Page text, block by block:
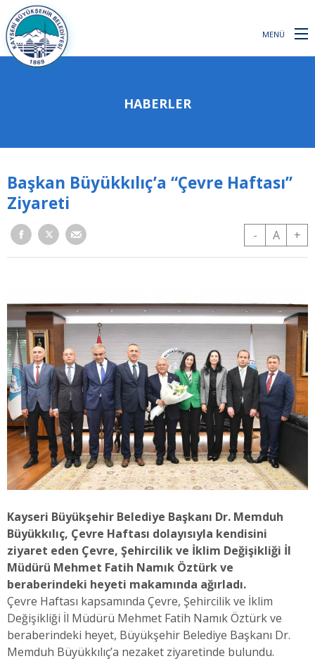
MENÜ
HABERLER
Başkan Büyükkılıç’a “Çevre Haftası”
Ziyareti
- A +
Kayseri Büyükşehir Belediye Başkanı Dr. Memduh
Büyükkılıç, Çevre Haftası dolayısıyla kendisini
ziyaret eden Çevre, Şehircilik ve İklim Değişikliği İl
Müdürü Mehmet Fatih Namık Öztürk ve
beraberindeki heyeti makamında ağırladı.
Çevre Haftası kapsamında Çevre, Şehircilik ve İklim
Değişikliği İl Müdürü Mehmet Fatih Namık Öztürk ve
beraberindeki heyet, Büyükşehir Belediye Başkanı Dr.
Memduh Büyükkılıç’a nezaket ziyaretinde bulundu.